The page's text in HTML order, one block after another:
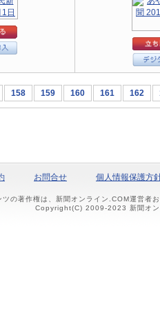
158 159 160 161 162
お問合せ 個人情報保護方
の著作権は、新聞オンライン.COM運営者
Copyright(C) 2009-2023 新聞オ